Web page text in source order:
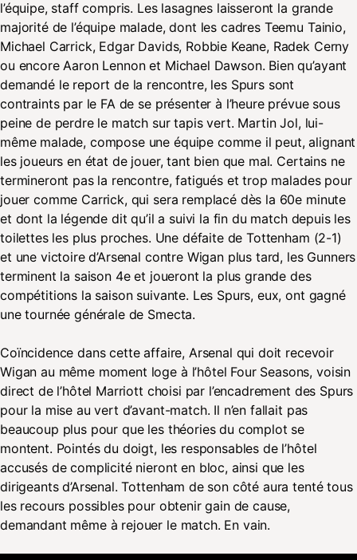
l’équipe, staff compris. Les lasagnes laisseront la grande
majorité de l’équipe malade, dont les cadres Teemu Tainio,
Michael Carrick, Edgar Davids, Robbie Keane, Radek Cerny
ou encore Aaron Lennon et Michael Dawson. Bien qu’ayant
demandé le report de la rencontre, les Spurs sont
contraints par le FA de se présenter à l’heure prévue sous
peine de perdre le match sur tapis vert. Martin Jol, lui-
même malade, compose une équipe comme il peut, alignant
les joueurs en état de jouer, tant bien que mal. Certains ne
termineront pas la rencontre, fatigués et trop malades pour
jouer comme Carrick, qui sera remplacé dès la 60e minute
et dont la légende dit qu’il a suivi la fin du match depuis les
toilettes les plus proches. Une défaite de Tottenham (2-1)
et une victoire d’Arsenal contre Wigan plus tard, les Gunners
terminent la saison 4e et joueront la plus grande des
compétitions la saison suivante. Les Spurs, eux, ont gagné
une tournée générale de Smecta.
Coïncidence dans cette affaire, Arsenal qui doit recevoir
Wigan au même moment loge à l’hôtel Four Seasons, voisin
direct de l’hôtel Marriott choisi par l’encadrement des Spurs
pour la mise au vert d’avant-match. Il n’en fallait pas
beaucoup plus pour que les théories du complot se
montent. Pointés du doigt, les responsables de l’hôtel
accusés de complicité nieront en bloc, ainsi que les
dirigeants d’Arsenal. Tottenham de son côté aura tenté tous
les recours possibles pour obtenir gain de cause,
demandant même à rejouer le match. En vain.